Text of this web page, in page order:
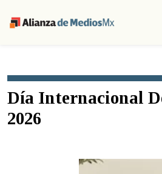
Día Internacional
2026